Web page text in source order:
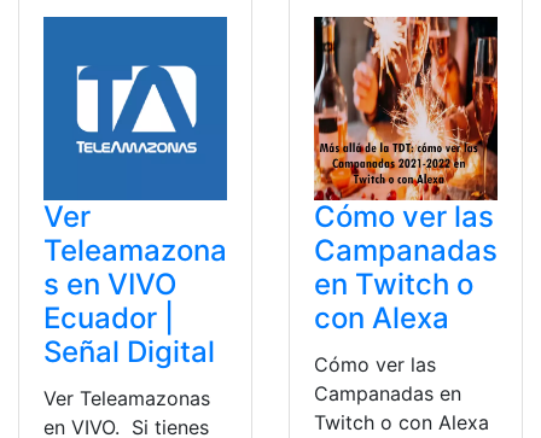
Ver
Teleamazona
s en VIVO
Ecuador |
Señal Digital
Ver Teleamazonas
en VIVO. Si tienes
Cómo ver las
Campanadas
en Twitch o
con Alexa
Cómo ver las
Campanadas en
Twitch o con Alexa